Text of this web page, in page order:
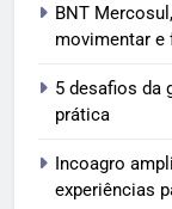
BNT
movimentar e
5 desafios da
prática
Incoagro
experiências